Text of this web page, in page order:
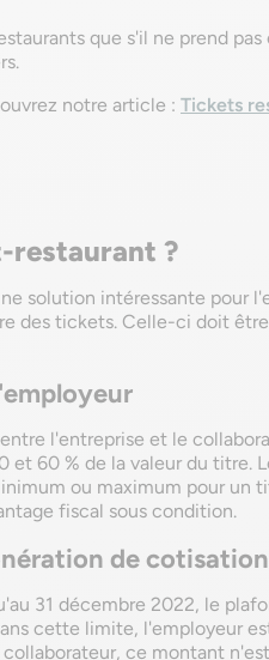
que s'il ne prend pas
notre article : Tickets
restaurant ?
solution intéressante pour
des tickets. Celle-ci doit
l'entreprise et le
et 60 % de la valeur du titre.
ou maximum pour un
fiscal sous condition.
de
31 décembre 2022, le
cette limite, l'employeur
ce montant